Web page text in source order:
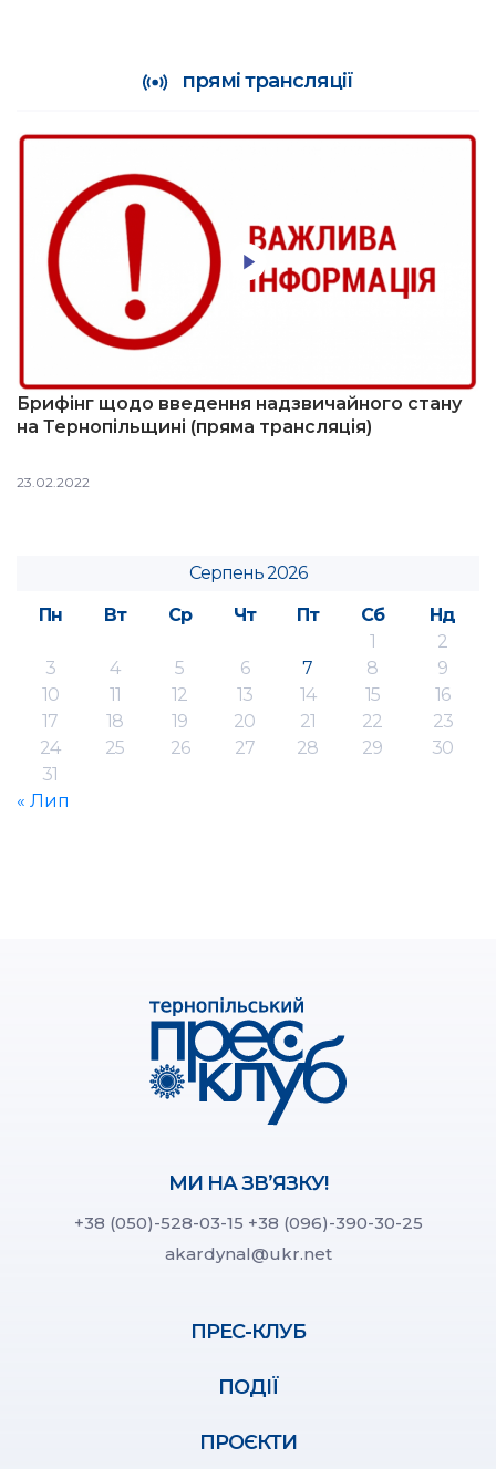
прямі трансляції
Брифінг щодо введення надзвичайного стану
на Тернопільщині (пряма трансляція)
23.02.2022
Серпень 2026
Пн
Вт Ср Чт Пт Сб
Нд
1
2
3
4 5 6 7 8
9
10
11 12 13 14 15
16
17
18 19 20 21 22
23
24
25 26 27 28 29
30
31
« Лип
МИ НА ЗВ’ЯЗКУ!
+38 (050)-528-03-15 +38 (096)-390-30-25
akardynal@ukr.net
ПРЕС-КЛУБ
ПОДІЇ
ПРОЄКТИ